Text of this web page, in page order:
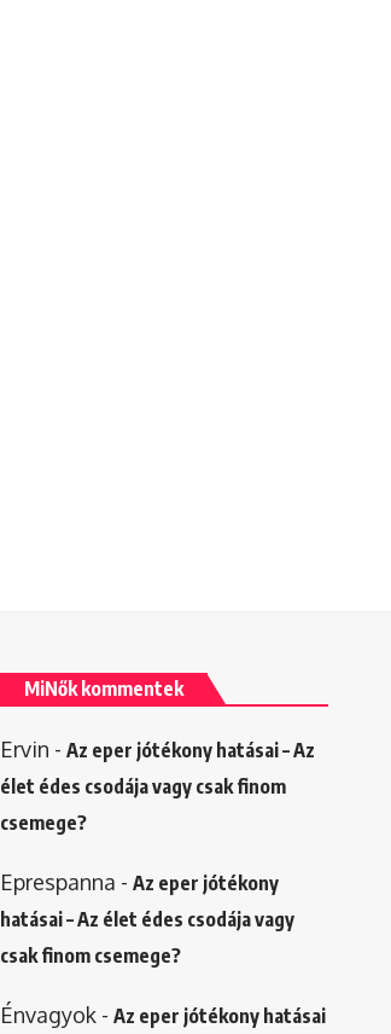
MiNők kommentek
Ervin - Az eper jótékony hatásai – Az
élet édes csodája vagy csak finom
csemege?
Eprespanna - Az eper jótékony
hatásai – Az élet édes csodája vagy
csak finom csemege?
Énvagyok- Az eper jótékony hatásai